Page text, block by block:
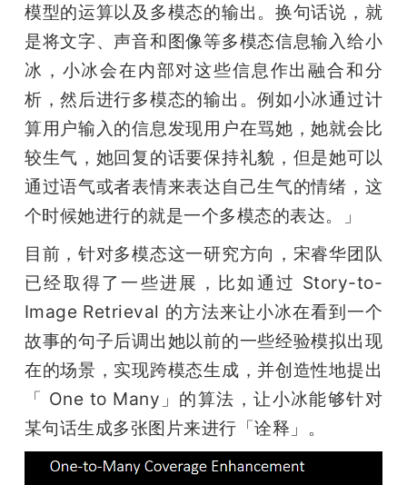
模型的运算以及多模态的输出。换句话说，就
是将文字、声音和图像等多模态信息输入给小
冰，小冰会在内部对这些信息作出融合和分
析，然后进行多模态的输出。例如小冰通过计
算用户输入的信息发现用户在骂她，她就会比
较生气，她回复的话要保持礼貌，但是她可以
通过语气或者表情来表达自己生气的情绪，这
个时候她进行的就是一个多模态的表达。」
目前，针对多模态这一研究方向，宋睿华团队
已经取得了一些进展，比如通过 Story-to-
Image Retrieval 的方法来让小冰在看到一个
故事的句子后调出她以前的一些经验模拟出现
在的场景，实现跨模态生成，并创造性地提出
「 One to Many」的算法，让小冰能够针对
某句话生成多张图片来进行「诠释」。